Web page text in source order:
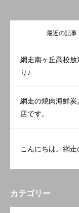
最近の記事
網走南ヶ丘高校
り♪
網走の焼肉海鮮
店です。
こんにちは。網走
カテゴリー